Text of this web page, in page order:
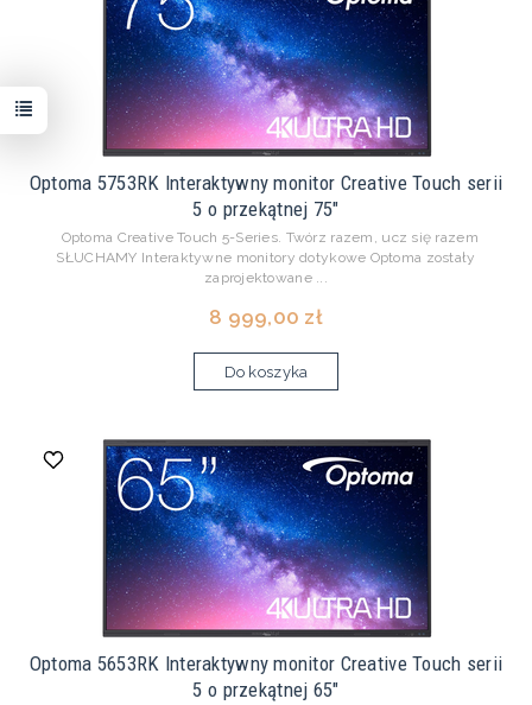
Optoma 5753RK Interaktywny monitor Creative Touch serii
5 o przekątnej 75"
Optoma Creative Touch 5-Series. Twórz razem, ucz się razem
SŁUCHAMY Interaktywne monitory dotykowe Optoma zostały
zaprojektowane ...
8 999,00 zł
Do koszyka
Optoma 5653RK Interaktywny monitor Creative Touch serii
5 o przekątnej 65"